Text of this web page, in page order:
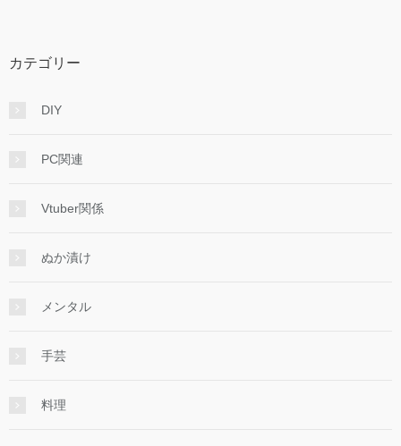
カテゴリー
DIY
PC関連
Vtuber関係
ぬか漬け
メンタル
手芸
料理